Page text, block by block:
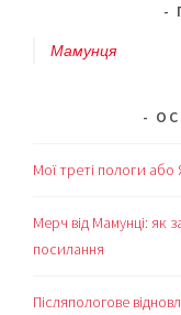
Мамунця
Мої треті пологи або
Мерч від Мамунці: як
посилання
Післяпологове